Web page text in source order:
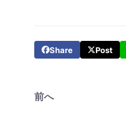
Share Post
前へ